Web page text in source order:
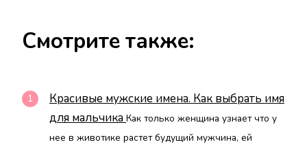
Смотрите также:
Красивые мужские имена. Как выбрать имя
для мальчика Как только женщина узнает что у
нее в животике растет будущий мужчина, ей